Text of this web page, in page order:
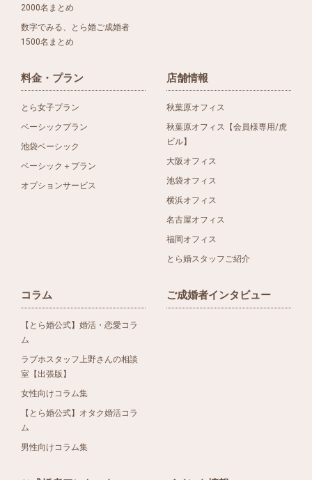
2000名まとめ
数字でみる、とら婚ご成婚者
1500名まとめ
料金・プラン
とら女子プラン
ベーシックプラン
池袋ベーシック
ベーシック＋プラン
オプションサービス
店舗情報
秋葉原オフィス
秋葉原オフィス【会員様専用/虎
ビル】
大阪オフィス
池袋オフィス
横浜オフィス
名古屋オフィス
福岡オフィス
とら婚スタッフご紹介
コラム
【とら婚公式】婚活・恋愛コラ
ム
ラブホスタッフ上野さんの相談
室【出張版】
女性向けコラム集
【とら婚公式】オタク婚活コラ
ム
男性向けコラム集
ご成婚者インタビュー